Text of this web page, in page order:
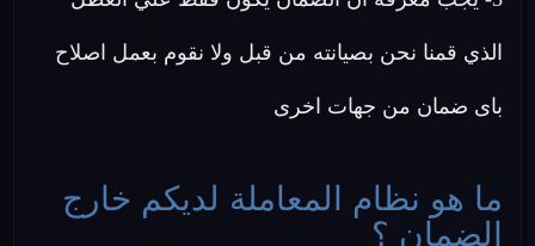
الذي قمنا نحن بصيانته من قبل ولا نقوم بعمل اصلاح
باى ضمان من جهات اخرى
ما هو نظام المعاملة لديكم خارج
الضمان ؟